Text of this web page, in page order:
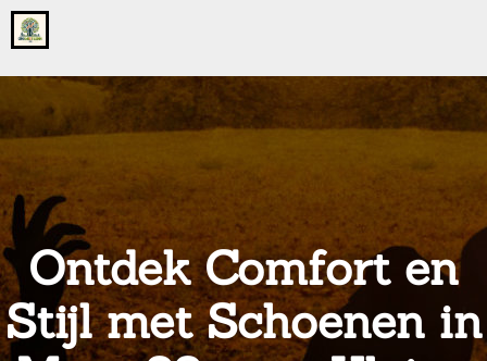
Go
to
home
onsgrotegezin.nl
Ontdek Comfort en
Stijl met Schoenen in